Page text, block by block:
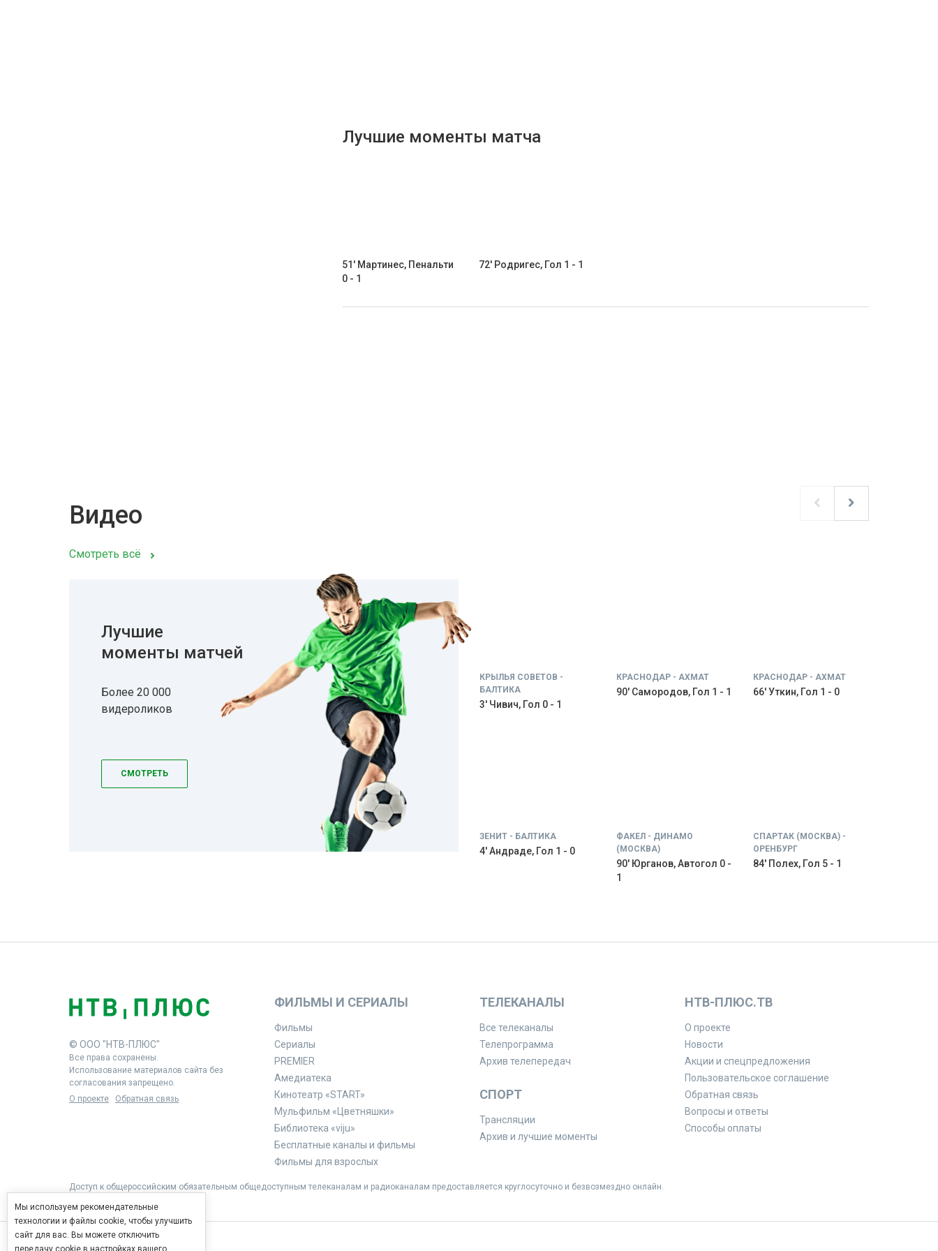
Лучшие моменты матча
51' Мартинес, Пенальти
0 - 1
72' Родригес, Гол 1 - 1
Видео
Смотреть всё
Лучшие
моменты матчей
Более 20 000
видероликов
СМОТРЕТЬ
КРЫЛЬЯ СОВЕТОВ -
БАЛТИКА
3' Чивич, Гол 0 - 1
КРАСНОДАР - АХМАТ
90' Самородов, Гол 1 - 1
КРАСНОДАР - АХМАТ
66' Уткин, Гол 1 - 0
ЗЕНИТ - БАЛТИКА
4' Андраде, Гол 1 - 0
ФАКЕЛ - ДИНАМО
(МОСКВА)
90' Юрганов, Автогол 0 -
1
СПАРТАК (МОСКВА) -
ОРЕНБУРГ
84' Полех, Гол 5 - 1
© ООО "НТВ-ПЛЮС"
Все права сохранены.
Использование материалов сайта без
согласования запрещено.
О проекте
Обратная связь
ФИЛЬМЫ И СЕРИАЛЫ
Фильмы
Сериалы
PREMIER
Амедиатека
Кинотеатр «START»
Мульфильм «Цветняшки»
Библиотека «viju»
Бесплатные каналы и фильмы
Фильмы для взрослых
ТЕЛЕКАНАЛЫ
Все телеканалы
Телепрограмма
Архив телепередач
СПОРТ
Трансляции
Архив и лучшие моменты
НТВ-ПЛЮС.ТВ
О проекте
Новости
Акции и спецпредложения
Пользовательское соглашение
Обратная связь
Вопросы и ответы
Способы оплаты
Доступ к общероссийским обязательным общедоступным телеканалам и радиоканалам предоставляется круглосуточно и безвозмездно онлайн.
Мы используем рекомендательные
технологии и файлы cookie, чтобы улучшить
сайт для вас. Вы можете отключить
передачу cookie в настройках вашего